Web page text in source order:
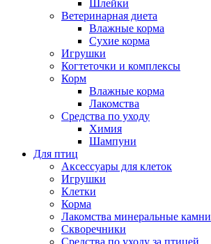
Шлейки
Ветеринарная диета
Влажные корма
Сухие корма
Игрушки
Когтеточки и комплексы
Корм
Влажные корма
Лакомства
Средства по уходу
Химия
Шампуни
Для птиц
Аксессуары для клеток
Игрушки
Клетки
Корма
Лакомства минеральные камни
Скворечники
Средства по уходу за птицей